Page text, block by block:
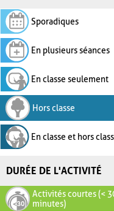
Sporadiques
En plusieurs séances
En classe seulement
Hors classe
En classe et hors
DURÉE DE L'ACTIVITÉ
Activités courtes (<
minutes)